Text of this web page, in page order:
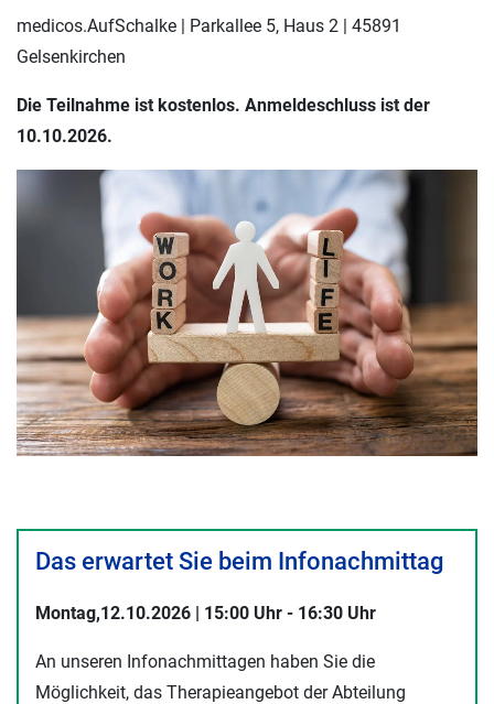
medicos.AufSchalke | Parkallee 5, Haus 2 | 45891
Gelsenkirchen
Die Teilnahme ist kostenlos. Anmeldeschluss ist der
10.10.2026.
Das erwartet Sie beim Infonachmittag
Montag,12.10.2026 | 15:00 Uhr - 16:30 Uhr
An unseren Infonachmittagen haben Sie die
Möglichkeit, das Therapieangebot der Abteilung